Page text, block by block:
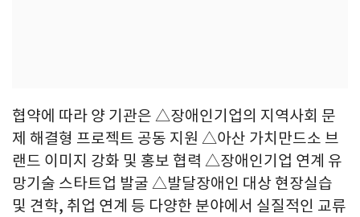
협약에 따라 양 기관은 △장애인기업의 지역사회 문
제 해결형 프로젝트 공동 지원 △아산 가치만드소 브
랜드 이미지 강화 및 홍보 협력 △장애인기업 연계 유
망기술 스타트업 발굴 △발달장애인 대상 현장실습
및 견학, 취업 연계 등 다양한 분야에서 실질적인 교류